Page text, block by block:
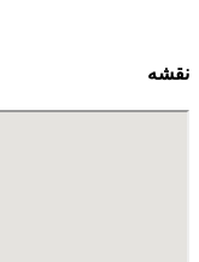
نقشه